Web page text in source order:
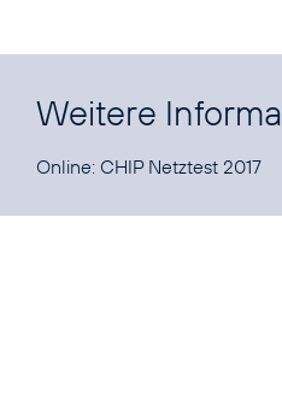
Weitere
Online: CHIP Netztest 2017